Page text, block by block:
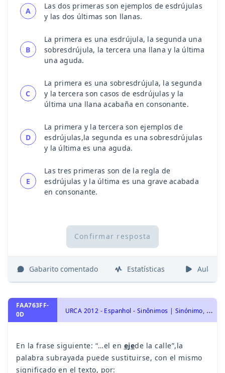
A
Las dos primeras son ejemplos de esdrújulas
y las dos últimas son llanas.
B
La primera es una esdrújula, la segunda una
sobresdrújula, la tercera una llana y la última
una aguda.
C
La primera es una sobresdrújula, la segunda
y la tercera son casos de esdrújulas y la
última una llana acabaña en consonante.
D
La primera y la tercera son ejemplos de
esdrújulas,la segunda es una sobresdrújulas
y la última es una aguda.
E
Las tres primeras son de la regla de
esdrújulas y la última es una grave acabada
en consonante.
Confirmar resposta
Gabarito comentado Estatísticas Aulas
FAA763FF-
0D
U
RCA 2012 - Espanhol - Sinônimos | Sinónimo, Vocabulário | Vocabulario
En la frase siguiente: “…el en ejede la calle”,la
palabra subrayada puede sustituirse, con el mismo
significado en el texto, por: